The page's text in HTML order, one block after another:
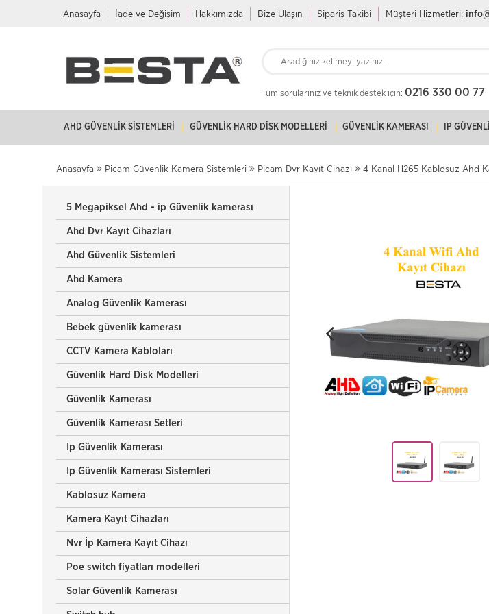
Anasayfa İade ve Değişim Hakkımızda Bize Ulaşın Sipariş Takibi Müşteri Hizmetleri:
Tüm sorularınız ve teknik destek için: 0216 330 00 77
AHD GÜVENLIK SISTEMLERI GÜVENLIK HARD DISK MODELLERI GÜVENLIK KAMERASI IP
Anasayfa Picam Güvenlik Kamera Sistemleri Picam Dvr Kayıt Cihazı 4 Kanal H265 Kablosuz Ahd
5 Megapiksel Ahd - ip Güvenlik kamerası
Ahd Dvr Kayıt Cihazları
Ahd Güvenlik Sistemleri
Ahd Kamera
Analog Güvenlik Kamerası
Bebek güvenlik kamerası
CCTV Kamera Kabloları
Güvenlik Hard Disk Modelleri
Güvenlik Kamerası
Güvenlik Kamerası Setleri
Ip Güvenlik Kamerası
Ip Güvenlik Kamerası Sistemleri
Kablosuz Kamera
Kamera Kayıt Cihazları
Nvr İp Kamera Kayıt Cihazı
Poe switch fiyatları modelleri
Solar Güvenlik Kamerası